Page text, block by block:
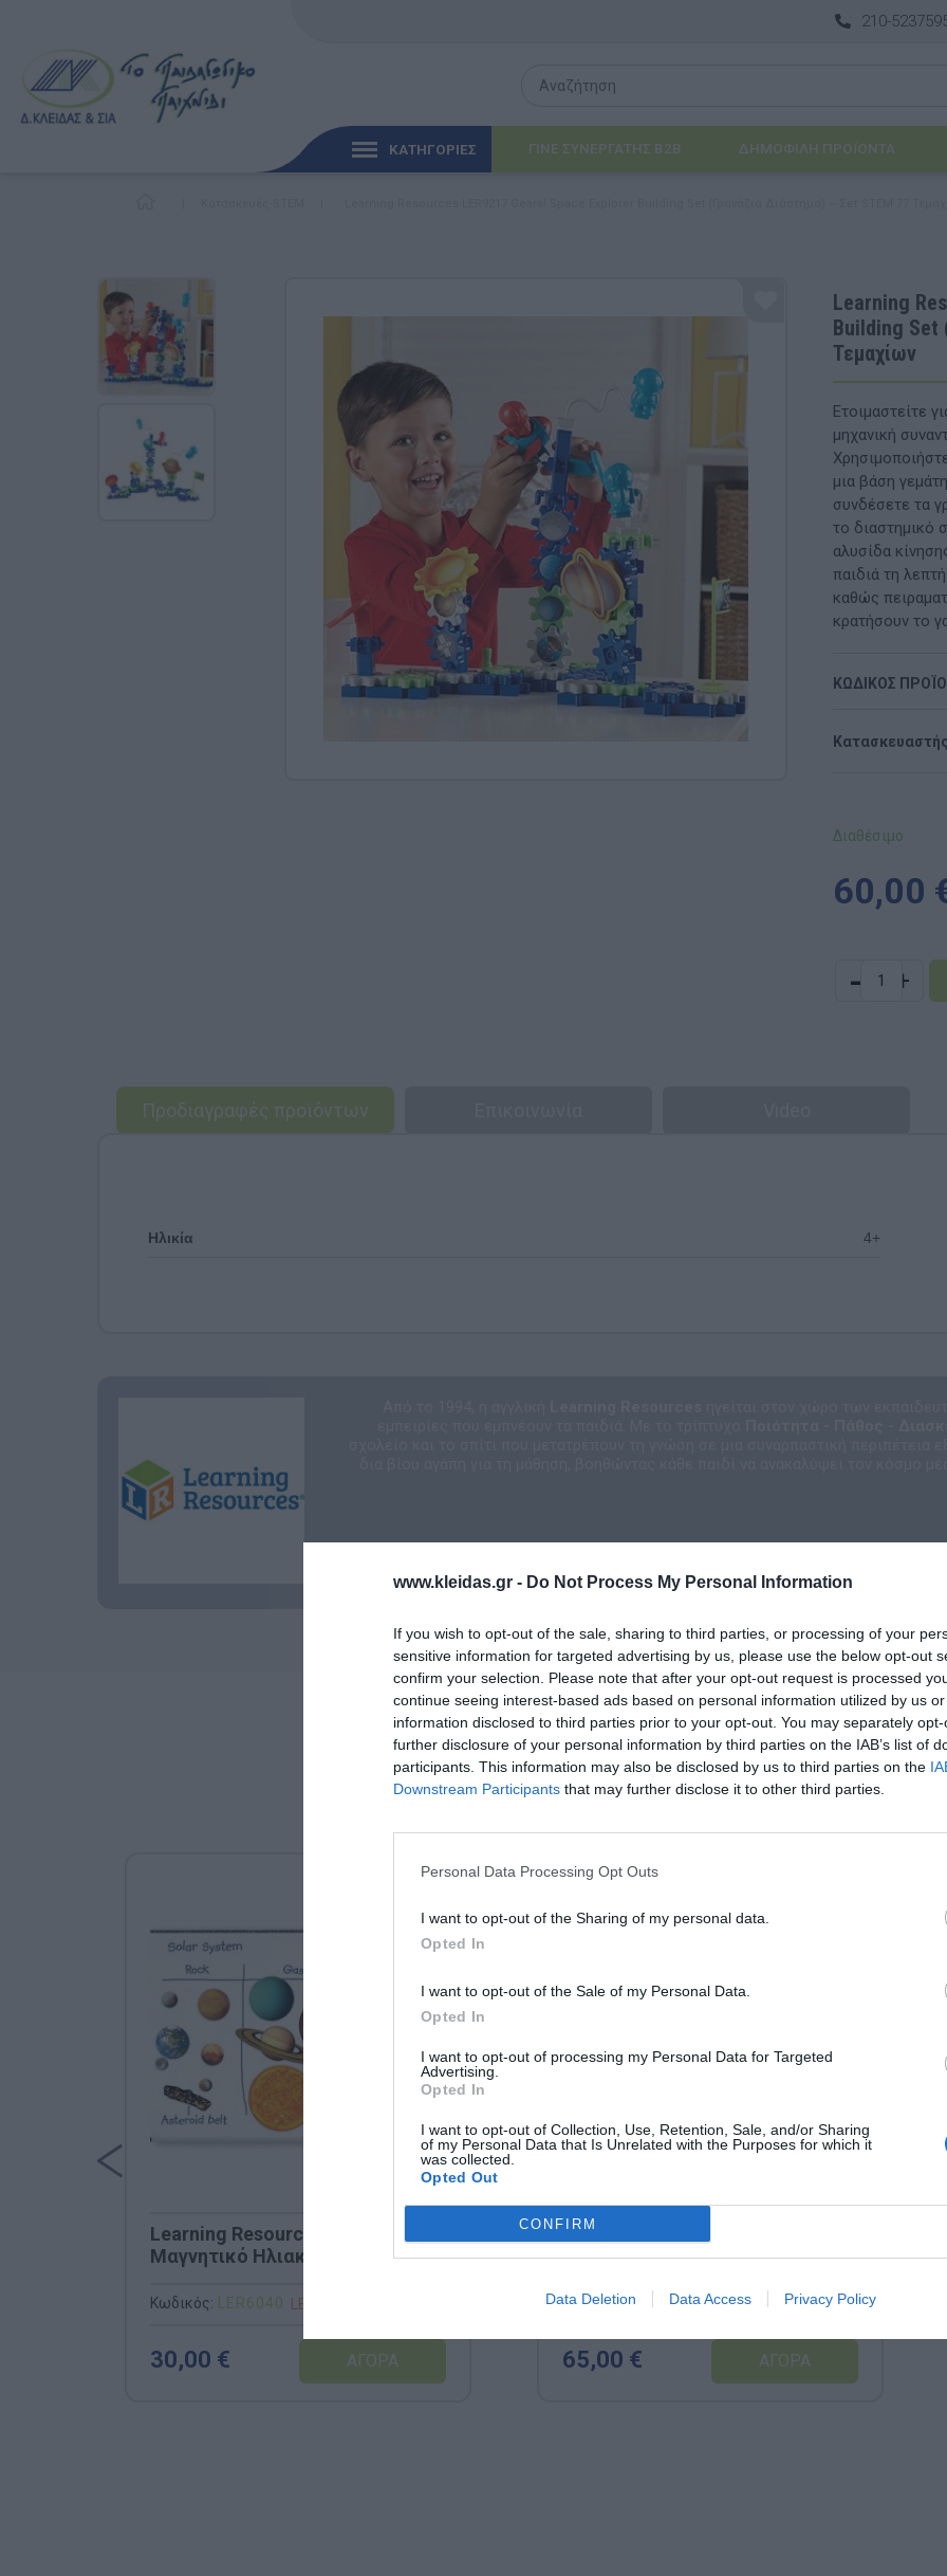
www.kleidas.gr - Do Not Process My Personal Information
If you wish to opt-out of the sale, sharing to third parties, or processing of your
sensitive information for targeted advertising by us, please use the below opt-out
confirm your selection. Please note that after your opt-out request is processed
continue seeing interest-based ads based on personal information utilized by us
information disclosed to third parties prior to your opt-out. You may separately
further disclosure of your personal information by third parties on the IAB’s list of
participants. This information may also be disclosed by us to third parties on the
Downstream Participants that may further disclose it to other third parties.
Personal Data Processing Opt Outs
I want to opt-out of the Sharing of my personal data.
Opted In
I want to opt-out of the Sale of my Personal Data.
Opted In
I want to opt-out of processing my Personal Data for Targeted
Advertising.
Opted In
I want to opt-out of Collection, Use, Retention, Sale, and/or Sharing
of my Personal Data that Is Unrelated with the Purposes for which it
was collected.
Opted Out
CONFIRM
Data Deletion Data Access Privacy Policy
210-
ΚΑΤΗΓΟΡΙΕΣ
Γλώσσα & Γραφή
Ανακαλύπτοντας τα Μαθηματικά
Φυσικές Επιστήμες
Ανακαλύπτοντας το Χρόνο
ΠΑΖΛ & ΣΦΗΝΏΜΑΤΑ
ΕΠΙΤΡΑΠΈΖΙΑ
ΚΑΤΑΣΚΕΥΈΣ-STEM
ΈΠΙΠΛΑ & ΕΞΟΠΛΙΣΜΌΣ
Βασικός εξοπλισμός & Μονάδες
Χειροτεχνία
Χορός & Θέατρο
Επαγγελματικές Παιδικές Χαρές
ΓΙΝΕ ΣΥΝΕΡΓΑΤΗΣ B2B ΔΗΜΟΦΙΛΉ ΠΡΟΪΌΝΤΑ
Learning
Building Set
Τεμαχίων
Ετοιμαστείτε
μηχανική
μια βάση
συνδέσετε τα
το διαστημικό
αλυσίδα
παιδιά τη
καθώς
κρατήσουν το
ΚΩΔΙΚΟΣ
Διαθέσιμο
60,00
- +
Προδιαγραφές προϊόντων
Ηλικία 4+
Σχετικά προϊόντα
Learning Resources LER6040
Μαγνητικό Ηλιακό Σύστημα - 13
Κωδικός: LER6040 LEARNING RESOURCES
30,00 €
LER9214 Learning Resources
Λουλουδόκηπος
Κωδικός:LER9214 LEARNING RESOURCES
65,00 €